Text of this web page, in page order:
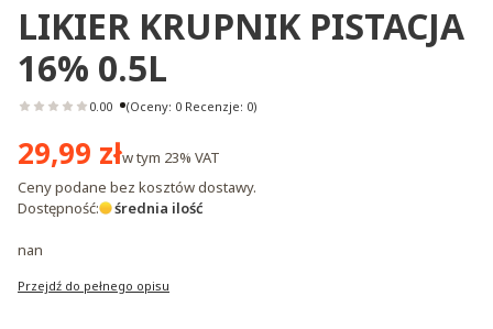
LIKIER KRUPNIK PISTACJA
16% 0.5L
0.00 (Oceny: 0 Recenzje: 0)
Cena
29,99 złw tym 23% VAT
Ceny podane bez kosztów dostawy.
Dostępność:
średnia ilość
nan
Przejdź do pełnego opisu